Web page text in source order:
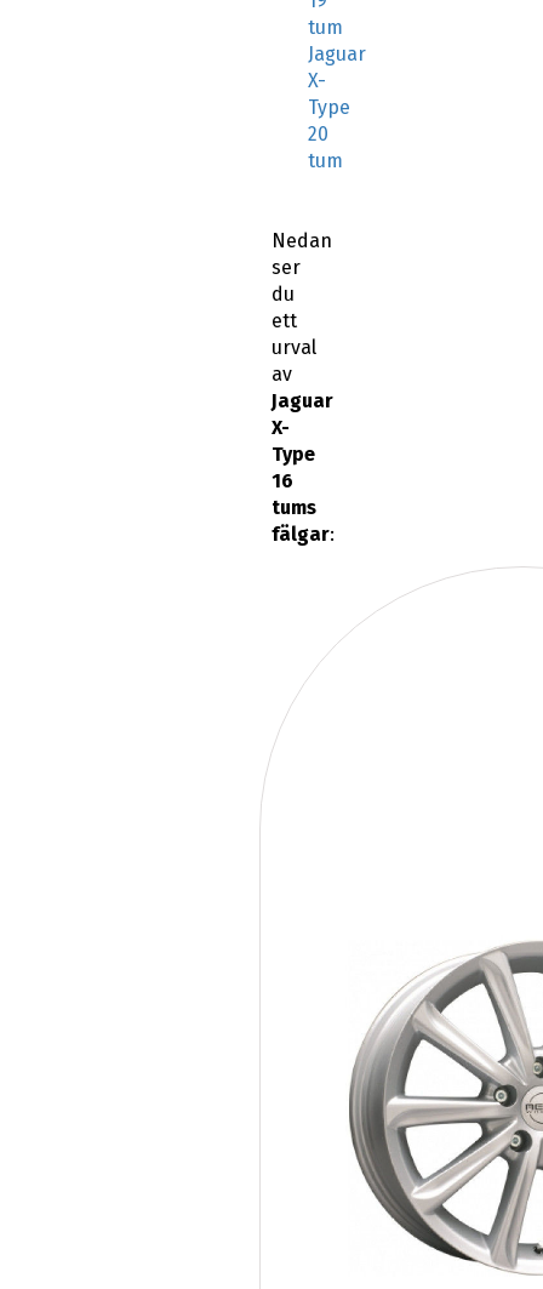
tum
Jaguar
X-
Type
20
tum
Nedan
ser
du
ett
urval
av
Jaguar
X-
Type
16
tums
fälgar: